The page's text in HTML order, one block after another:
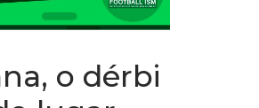
o dérbi